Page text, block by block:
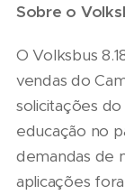
Sobre o
O Volksbus
vendas do
solicitações
educação no
demandas de
aplicações